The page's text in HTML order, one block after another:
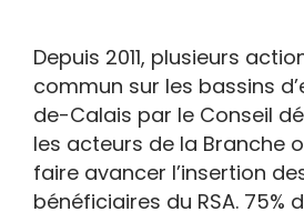
Depuis 2011, plusieurs
commun sur les bassins
de-Calais par le Conseil
les acteurs de la Branche
faire avancer l’insertion
bénéficiaires du RSA. 75%